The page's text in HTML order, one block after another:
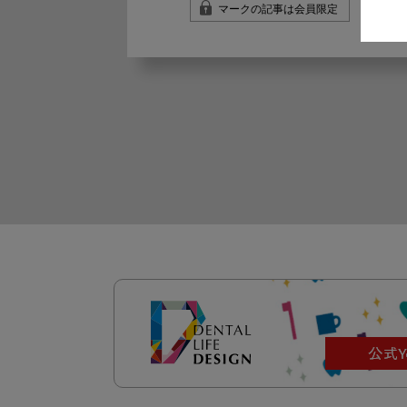
マークの記事は会員限定